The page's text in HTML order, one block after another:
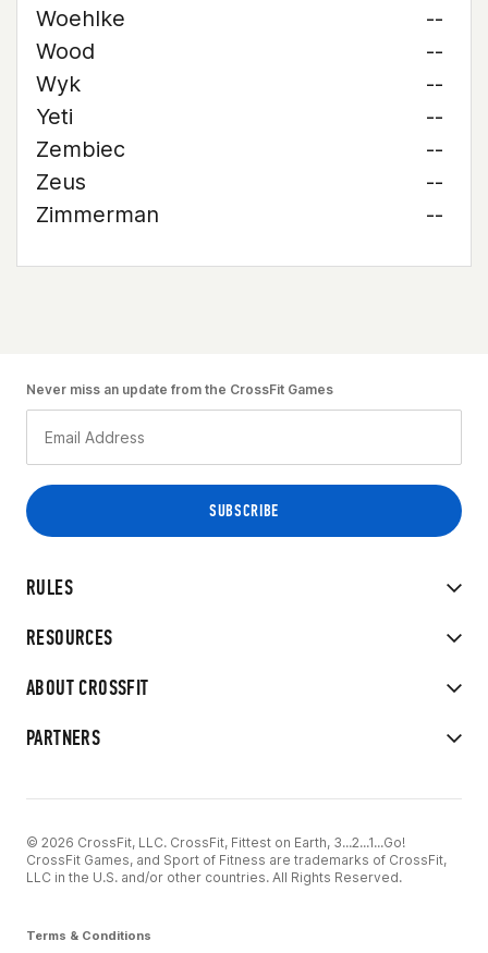
Woehlke
--
Wood
--
Wyk
--
Yeti
--
Zembiec
--
Zeus
--
Zimmerman
--
RULES
RESOURCES
ABOUT CROSSFIT
PARTNERS
Never miss an update from the CrossFit Games
© 2026 CrossFit, LLC. CrossFit, Fittest on Earth, 3...2...1...Go!
CrossFit Games, and Sport of Fitness are trademarks of CrossFit,
LLC in the U.S. and/or other countries. All Rights Reserved.
Terms & Conditions